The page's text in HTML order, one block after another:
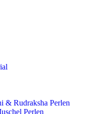
& Rudraksha Perlen
Perlen